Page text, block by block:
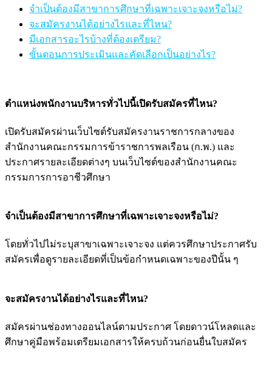
จำเป็นต้องมีสาขาการศึกษาที่เฉพาะเจาะจงหรือไม่?
จะสมัครงานได้อย่างไรและที่ไหน?
มีเอกสารอะไรบ้างที่ต้องเตรียม?
ขั้นตอนการประเมินและคัดเลือกเป็นอย่างไร?
ตำแหน่งพนักงานบริหารทั่วไปนี้เปิดรับสมัครที่ไหน?
เปิดรับสมัครผ่านเว็บไซต์รับสมัครงานราชการกลางของ
สำนักงานคณะกรรมการข้าราชการพลเรือน (ก.พ.) และ
ประกาศรายละเอียดต่างๆ บนเว็บไซต์ของสำนักงานคณะ
กรรมการการอาชีวศึกษา
จำเป็นต้องมีสาขาการศึกษาที่เฉพาะเจาะจงหรือไม่?
โดยทั่วไปไม่ระบุสาขาเฉพาะเจาะจง แต่ควรศึกษาประกาศรับ
สมัครเพื่อดูรายละเอียดที่เป็นข้อกำหนดเฉพาะของปีนั้น ๆ
จะสมัครงานได้อย่างไรและที่ไหน?
สมัครผ่านช่องทางออนไลน์ตามประกาศ โดยดาวน์โหลดและ
ศึกษาคู่มือพร้อมเตรียมเอกสารให้ครบถ้วนก่อนยื่นใบสมัคร